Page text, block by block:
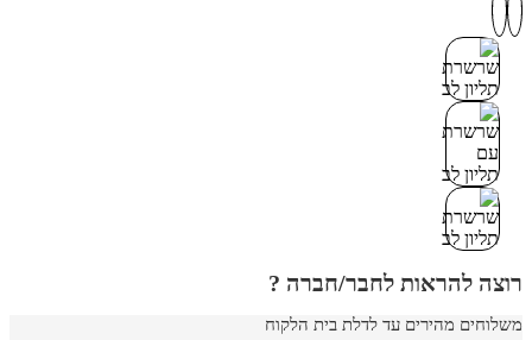
רוצה להראות לחבר/חברה ?
משלוחים מהירים עד לדלת בית הלקוח